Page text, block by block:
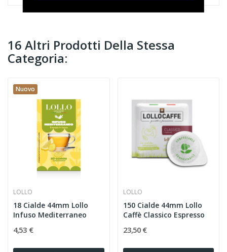
16 Altri Prodotti Della Stessa
Categoria:
Nuovo
LOLLO
18 Cialde 44mm Lollo
Infuso Mediterraneo
4,53 €
LOLLO
150 Cialde 44mm Lollo
Caffè Classico Espresso
23,50 €